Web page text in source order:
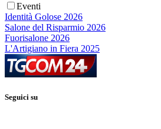
Eventi
Identità Golose 2026
Salone del Risparmio 2026
Fuorisalone 2026
L'Artigiano in Fiera 2025
Seguici su